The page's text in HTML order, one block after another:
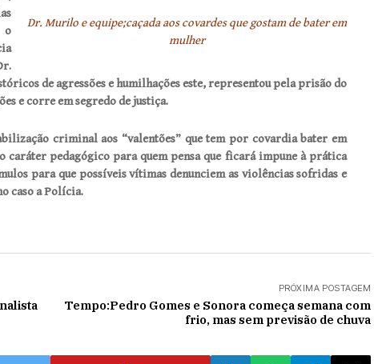
Dr. Murilo e equipe;caçada aos covardes que gostam de bater em
mulher
o
de agressões e humilhações este, representou pela prisão do
e corre em segredo de justiça.
criminal aos “valentões” que tem por covardia bater em
caráter pedagógico para quem pensa que ficará impune à prática
para que possíveis vítimas denunciem as violências sofridas e
caso a Polícia.
PRÓXIMA POSTAGEM
Tempo:Pedro Gomes e Sonora começa semana com
frio, mas sem previsão de chuva